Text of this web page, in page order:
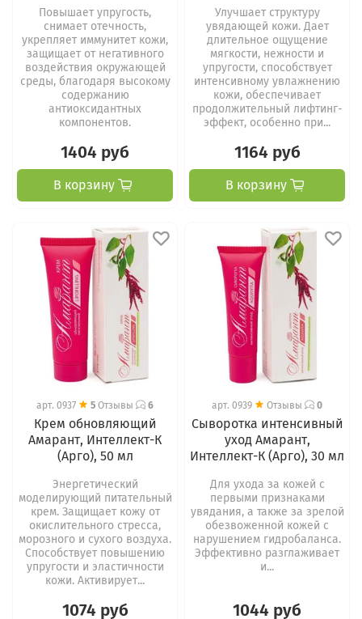
Повышает упругость,
снимает отечность,
укрепляет иммунитет кожи,
защищает от негативного
воздействия окружающей
среды, благодаря высокому
содержанию
антиоксидантных
компонентов.
1404 руб
В корзину
Улучшает структуру
увядающей кожи. Дает
длительное ощущение
мягкости, нежности и
упругости, способствует
интенсивному увлажнению
кожи, обеспечивает
продолжительный лифтинг-
эффект, особенно при...
1164 руб
В корзину
арт. 0937 5 Отзывы 6
Крем обновляющий
Амарант, Интеллект-К
(Арго), 50 мл
Энергетический
моделирующий питательный
крем. Защищает кожу от
окислительного стресса,
морозного и сухого воздуха.
Способствует повышению
упругости и эластичности
кожи. Активирует...
1074 руб
арт. 0939 Отзывы 0
Сыворотка интенсивный
уход Амарант,
Интеллект-К (Арго), 30 мл
Для ухода за кожей с
первыми признаками
увядания, а также за зрелой
обезвоженной кожей с
нарушением гидробаланса.
Эффективно разглаживает
и...
1044 руб